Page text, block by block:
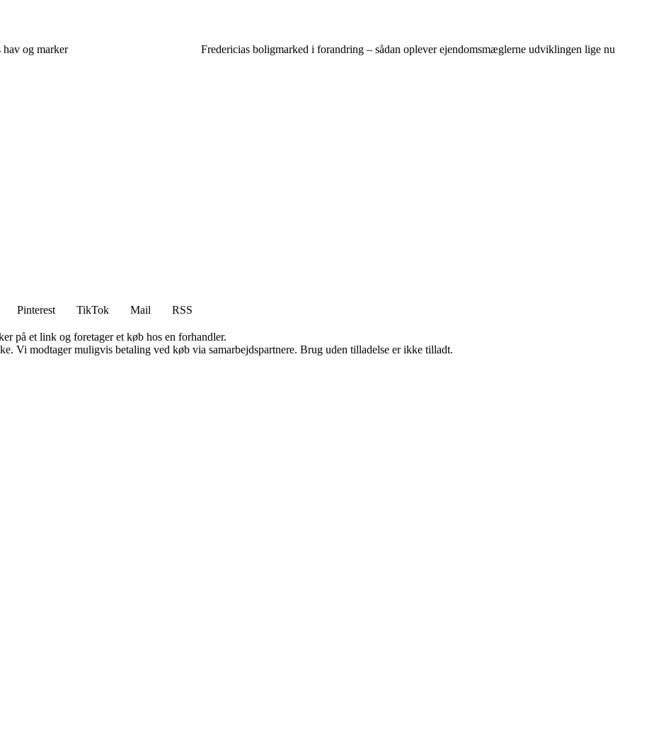
og marker Fredericias boligmarked i forandring – sådan oplever ejendomsmæglerne udviklingen lige nu
Pinterest TikTok Mail
RSS
på et link og foretager et køb hos en forhandler.
Vi modtager muligvis betaling ved køb via samarbejdspartnere. Brug uden tilladelse er ikke tilladt.